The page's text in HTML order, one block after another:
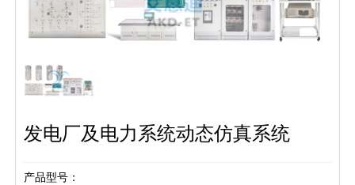
发电厂及电力系统动态仿真系统
产品型号：